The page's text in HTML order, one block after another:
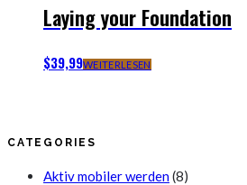
Laying your Foundation
$39,99WEITERLESEN
CATEGORIES
Aktiv mobiler werden(8)